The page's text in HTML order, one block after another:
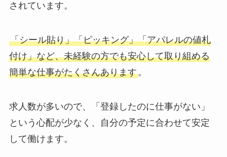
されています。
「シール貼り」「ピッキング」「アパレルの値札
付け」など、未経験の方でも安心して取り組める
簡単な仕事がたくさんあります。
求人数が多いので、「登録したのに仕事がない」
という心配が少なく、自分の予定に合わせて安定
して働けます。